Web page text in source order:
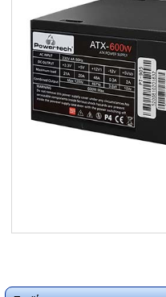
ΚΑΛΑΘΙ-ΑΓΟΡΩΝ
ΑΡΧΙΚΗ
ΠΟΙΟΙ ΕΙΜΑΣΤΕ